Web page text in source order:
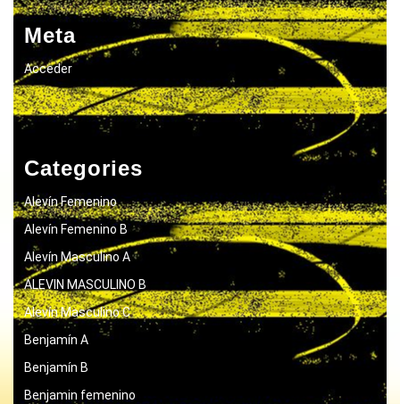
Meta
Acceder
Categories
Alevín Femenino
Alevín Femenino B
Alevín Masculino A
ALEVIN MASCULINO B
Alevín Masculino C
Benjamín A
Benjamín B
Benjamin femenino